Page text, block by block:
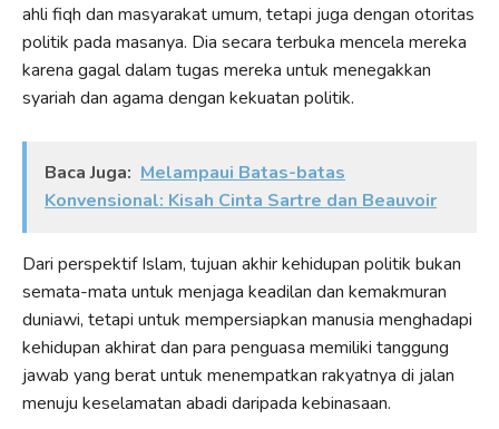
ahli fiqh dan masyarakat umum, tetapi juga dengan otoritas
politik pada masanya. Dia secara terbuka mencela mereka
karena gagal dalam tugas mereka untuk menegakkan
syariah dan agama dengan kekuatan politik.
Baca Juga: Melampaui Batas-batas
Konvensional: Kisah Cinta Sartre dan Beauvoir
Dari perspektif Islam, tujuan akhir kehidupan politik bukan
semata-mata untuk menjaga keadilan dan kemakmuran
duniawi, tetapi untuk mempersiapkan manusia menghadapi
kehidupan akhirat dan para penguasa memiliki tanggung
jawab yang berat untuk menempatkan rakyatnya di jalan
menuju keselamatan abadi daripada kebinasaan.